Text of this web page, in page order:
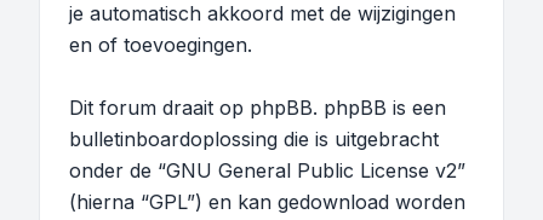
je automatisch akkoord met de wijzigingen
en of toevoegingen.
Dit forum draait op phpBB. phpBB is een
bulletinboardoplossing die is uitgebracht
onder de “GNU General Public License v2”
(hierna “GPL”) en kan gedownload worden